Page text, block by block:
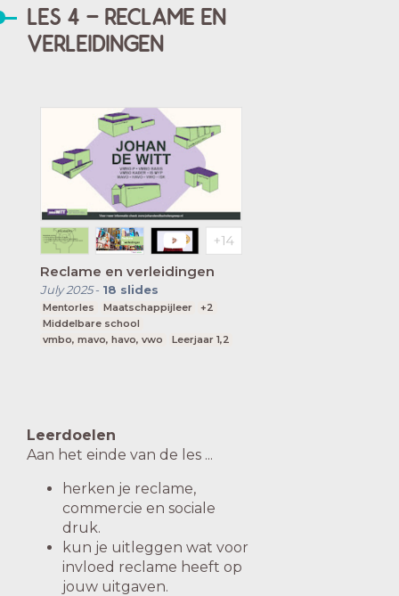
LES 4 - RECLAME EN
VERLEIDINGEN
Reclame en verleidingen
July 2025- 18 slides
Mentorles Maatschappijleer
+2
Middelbare school
vmbo, mavo, havo, vwo
Leerjaar 1,2
Leerdoelen
Aan het einde van de les ...
herken je reclame,
commercie en sociale
druk.
kun je uitleggen wat voor
invloed reclame heeft op
jouw uitgaven.